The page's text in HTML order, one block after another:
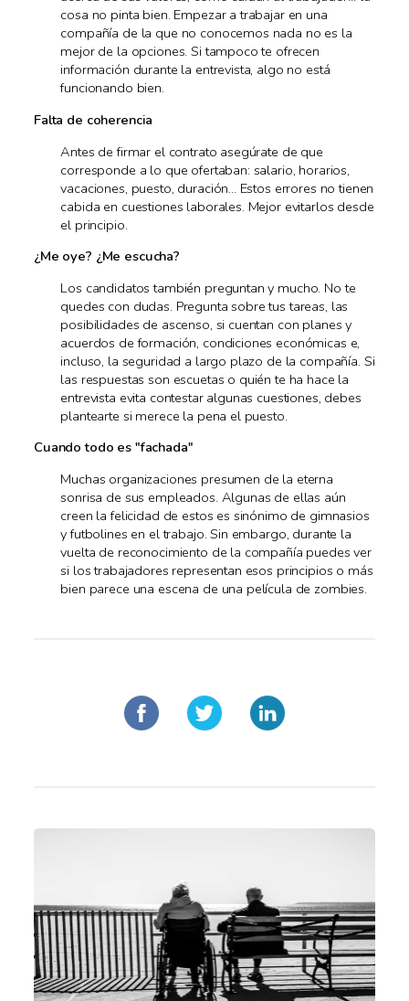
cosa no pinta bien. Empezar a trabajar en una
compañía de la que no conocemos nada no es la
mejor de la opciones. Si tampoco te ofrecen
información durante la entrevista, algo no está
funcionando bien.
Falta de coherencia
Antes de firmar el contrato asegúrate de que
corresponde a lo que ofertaban: salario, horarios,
vacaciones, puesto, duración... Estos errores no tienen
cabida en cuestiones laborales. Mejor evitarlos desde
el principio.
¿Me oye? ¿Me escucha?
Los candidatos también preguntan y mucho. No te
quedes con dudas. Pregunta sobre tus tareas, las
posibilidades de ascenso, si cuentan con planes y
acuerdos de formación, condiciones económicas e,
incluso, la seguridad a largo plazo de la compañía. Si
las respuestas son escuetas o quién te ha hace la
entrevista evita contestar algunas cuestiones, debes
plantearte si merece la pena el puesto.
Cuando todo es "fachada"
Muchas organizaciones presumen de la eterna
sonrisa de sus empleados. Algunas de ellas aún
creen la felicidad de estos es sinónimo de gimnasios
y futbolines en el trabajo. Sin embargo, durante la
vuelta de reconocimiento de la compañía puedes ver
si los trabajadores representan esos principios o más
bien parece una escena de una película de zombies.